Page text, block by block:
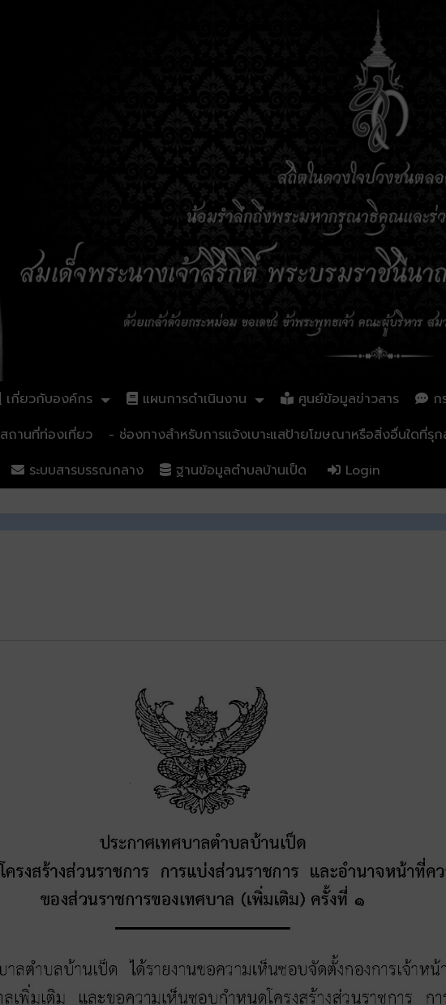
เกี่ยวกับองค์กร แผนการดำเนินงาน ศูนย์ข้อมูลข่าวสาร ก
สถานที่ท่องเที่ยว
- ช่องทางสำหรับการแจ้งเบาะแสป้ายโฆษณาหรือสิ่งอื่นใดที่
ระบบสารบรรณกลาง
ฐานข้อมูลตำบลบ้านเป็ด Login